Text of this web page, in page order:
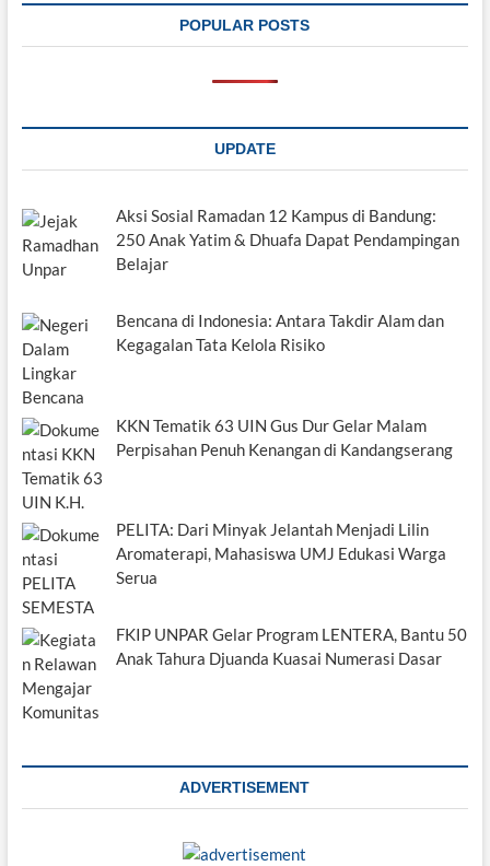
POPULAR POSTS
UPDATE
Aksi Sosial Ramadan 12 Kampus di Bandung:
250 Anak Yatim & Dhuafa Dapat Pendampingan
Belajar
Bencana di Indonesia: Antara Takdir Alam dan
Kegagalan Tata Kelola Risiko
KKN Tematik 63 UIN Gus Dur Gelar Malam
Perpisahan Penuh Kenangan di Kandangserang
PELITA: Dari Minyak Jelantah Menjadi Lilin
Aromaterapi, Mahasiswa UMJ Edukasi Warga
Serua
FKIP UNPAR Gelar Program LENTERA, Bantu 50
Anak Tahura Djuanda Kuasai Numerasi Dasar
ADVERTISEMENT